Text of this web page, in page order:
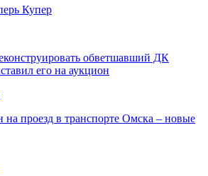
Купер
обветшавший ДК
его на аукцион
проезд в транспорте Омска – новые